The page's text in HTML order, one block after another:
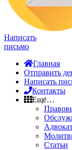
Написать
письмо
Главная
Отправить
Написать
Контакты
Ещё…
Статьи